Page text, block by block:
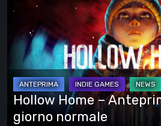
Home
Anteprima:
l’ultimo
giorno
normale
Hollow Home –
giorno normale